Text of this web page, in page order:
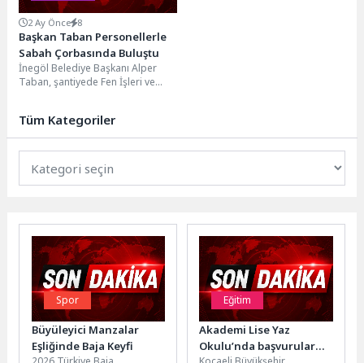
2 Ay Önce 8
Başkan Taban Personellerle
Sabah Çorbasında Buluştu
İnegöl Belediye Başkanı Alper
Taban, şantiyede Fen İşleri ve
Tüm Kategoriler
Spor
Büyüleyici Manzalar
Eşliğinde Baja Keyfi
Eğitim
Akademi Lise Yaz
Okulu’nda başvurular